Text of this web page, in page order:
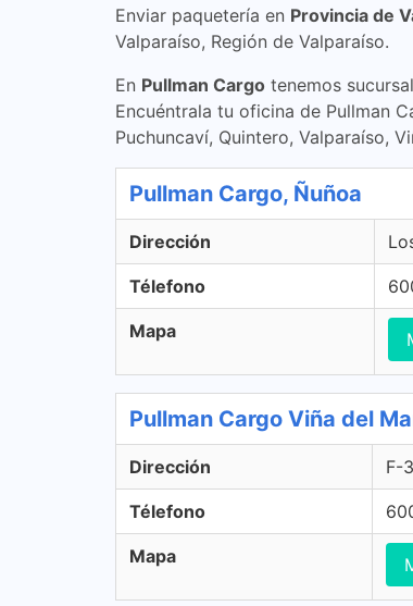
Enviar paquetería en Provincia de
Valparaíso, Región de Valparaíso.
En Pullman Cargo tenemos
Encuéntrala tu oficina de Pullman
Puchuncaví, Quintero, Valparaíso,
Pullman Cargo, Ñuñoa
Dirección
Télefono
Mapa
Pullman Cargo Viña del
Dirección F-
Télefono
Mapa